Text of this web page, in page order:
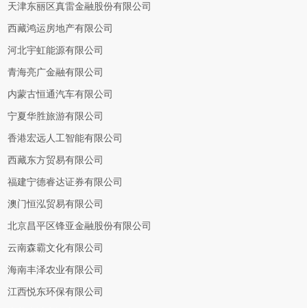
天津东丽区真雷金融股份有限公司
西藏鸿运房地产有限公司
河北宇虹能源有限公司
青海亮广金融有限公司
内蒙古恒通汽车有限公司
宁夏华胜旅游有限公司
香港宏远人工智能有限公司
西藏东方贸易有限公司
福建宁德睿达证券有限公司
澳门恒泓贸易有限公司
北京昌平区锋亚金融股份有限公司
云南森霸文化有限公司
海南丰泽农业有限公司
江西悦东环保有限公司